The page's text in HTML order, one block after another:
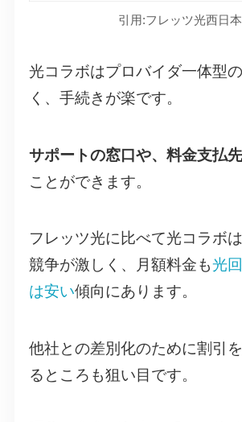
引用:フレッツ光西日本
光コラボはプロバイダ一体型
く、手続きが楽です。
サポートの窓口や、料金支払
ことができます。
フレッツ光に比べて光コラボ
競争が激しく、月額料金も光
は安い傾向にあります。
他社との差別化のために割引
るところも狙い目です。